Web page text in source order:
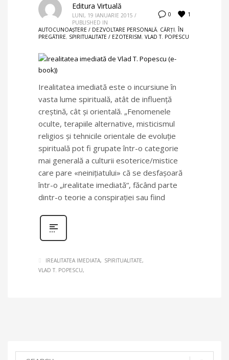
0 1
Editura Virtuală
LUNI, 19 IANUARIE 2015 /
PUBLISHED IN
AUTOCUNOAŞTERE / DEZVOLTARE PERSONALĂ, CĂRȚI, ÎN
PREGĂTIRE, SPIRITUALITATE / EZOTERISM, VLAD T. POPESCU
Irealitatea imediată este o incursiune în
vasta lume spirituală, atât de influenţă
creştină, cât şi orientală. „Fenomenele
oculte, terapiile alternative, misticismul
religios şi tehnicile orientale de evoluţie
spirituală pot fi grupate într-o categorie
mai generală a culturii esoterice/mistice
care pare «neiniţiatului» că se desfaşoară
într-o „irealitate imediată“, făcând parte
dintr-o teorie a conspiraţiei sau fiind
IREALITATEA IMEDIATA
SPIRITUALITATE
VLAD T. POPESCU